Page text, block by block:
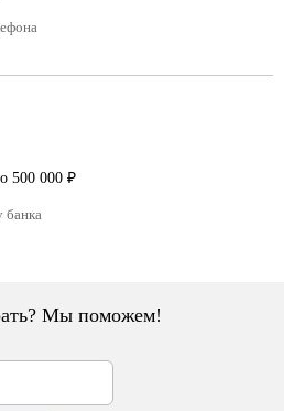
500 000 ₽
банка
Мы поможем!